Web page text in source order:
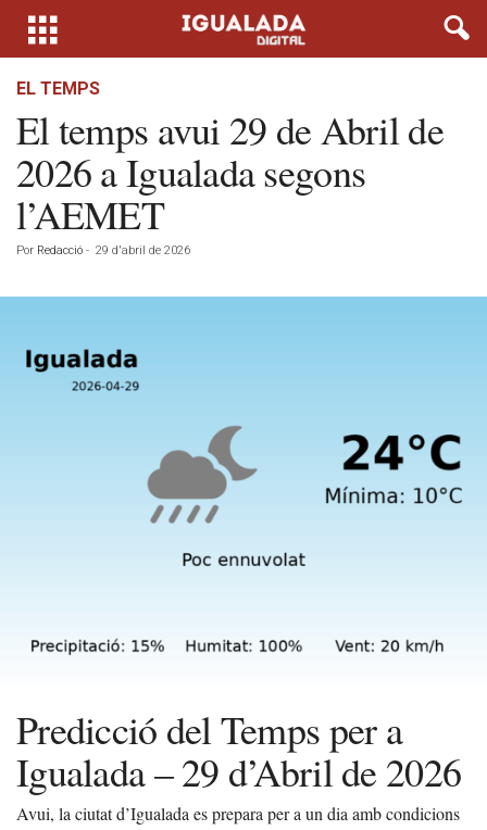
EL TEMPS
El temps avui 29 de Abril de
2026 a Igualada segons
l’AEMET
Por Redacció - 29 d'abril de 2026
Predicció del Temps per a
Igualada – 29 d’Abril de 2026
Avui, la ciutat d’Igualada es prepara per a un dia amb condicions